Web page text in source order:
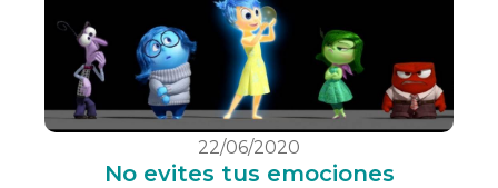
22/06/2020
No evites tus emociones